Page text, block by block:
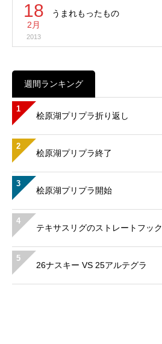
18
2月
2013
うまれもったもの
週間ランキング
1
桧原湖プリプラ折り返し
2
桧原湖プリプラ終了
3
桧原湖プリプラ開始
4
テキサスリグのストレートフック
5
26ナスキー VS 25アルテグラ